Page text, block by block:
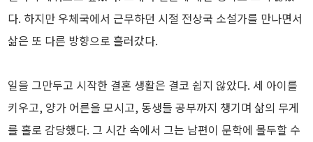
다. 하지만 우체국에서 근무하던 시절 전상국 소설가를 만나면서
삶은 또 다른 방향으로 흘러갔다.
일을 그만두고 시작한 결혼 생활은 결코 쉽지 않았다. 세 아이를
키우고, 양가 어른을 모시고, 동생들 공부까지 챙기며 삶의 무게
를 홀로 감당했다. 그 시간 속에서 그는 남편이 문학에 몰두할 수